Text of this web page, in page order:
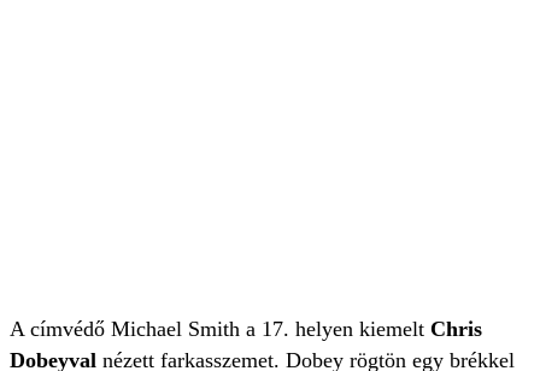
A címvédő Michael Smith a 17. helyen kiemelt Chris
Dobeyval nézett farkasszemet. Dobey rögtön egy brékkel